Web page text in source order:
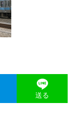
送る